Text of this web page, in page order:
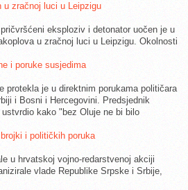
u zračnoj luci u Leipzigu
eksploziv i detonator uočen je u
u zračnoj luci u Leipzigu. Okolnosti
i poruke susjedima
protekla je u direktnim porukama političara
i Bosni i Hercegovini. Predsjednik
kako "bez Oluje ne bi bilo
i političkih poruka
u hrvatskoj vojno-redarstvenoj akciji
vlade Republike Srpske i Srbije,